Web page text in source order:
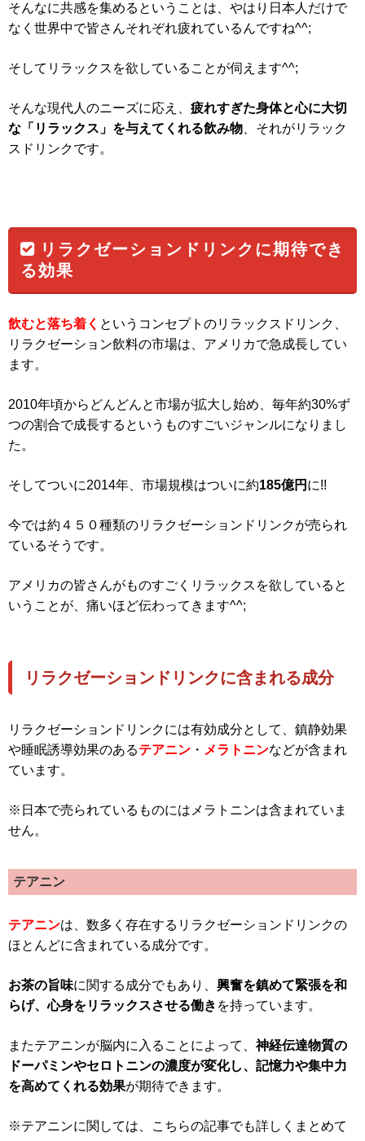
そんなに共感を集めるということは、やはり日本人だけで
なく世界中で皆さんそれぞれ疲れているんですね^^;
そしてリラックスを欲していることが伺えます^^;
そんな現代人のニーズに応え、 疲れすぎた身体と心に大切
な「リラックス」を与えてくれる飲み物 、それがリラック
スドリンクです。
リラクゼーションドリンクに期待でき
る効果
飲むと落ち着く というコンセプトのリラックスドリンク、
リラクゼーション飲料の市場は、アメリカで急成長してい
ます。
2010年頃からどんどんと市場が拡大し始め、毎年約30%ず
つの割合で成長するというものすごいジャンルになりまし
た。
そしてついに2014年、市場規模はついに約185億円 に!!
今では約４５０種類のリラクゼーションドリンクが売られ
ているそうです。
アメリカの皆さんがものすごくリラックスを欲していると
いうことが、痛いほど伝わってきます^^;
リラクゼーションドリンクに含まれる成分
リラクゼーションドリンクには有効成分として、鎮静効果
や睡眠誘導効果のあるテアニン ・ メラトニンなどが含まれ
ています。
※日本で売られているものにはメラトニンは含まれていま
せん。
テアニン
テアニンは、数多く存在するリラクゼーションドリンクの
ほとんどに含まれている成分です。
お茶の旨味に関する成分でもあり、 興奮を鎮めて緊張を和
らげ、心身をリラックスさせる働き を持っています。
またテアニンが脳内に入ることによって、神経伝達物質の
ドーパミンやセロトニンの濃度が変化し、記憶力や集中力
を高めてくれる効果が期待できます。
※テアニンに関しては、こちらの記事でも詳しくまとめて